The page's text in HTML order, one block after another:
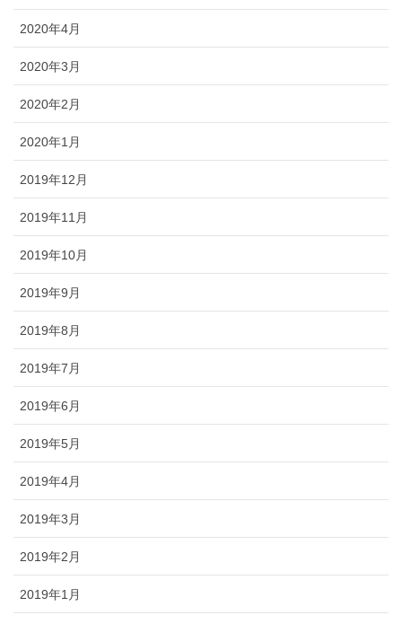
2020年4月
2020年3月
2020年2月
2020年1月
2019年12月
2019年11月
2019年10月
2019年9月
2019年8月
2019年7月
2019年6月
2019年5月
2019年4月
2019年3月
2019年2月
2019年1月